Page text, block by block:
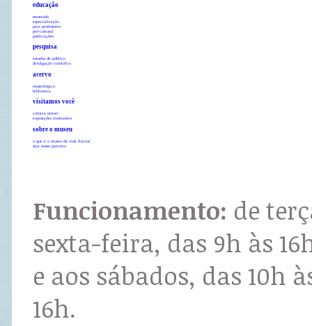
educação
mestrado
especialização
para professores
pró-cultural
publicações
pesquisa
estudos de público
divulgação científica
acervo
museológico
biblioteca
visitamos você
ciência móvel
exposições itinerantes
sobre o museu
o que é o museu da vida fiocruz
seja nosso parceiro
Funcionamento: de
sexta-feira, das 9h às
e aos sábados, das 10h
16h.